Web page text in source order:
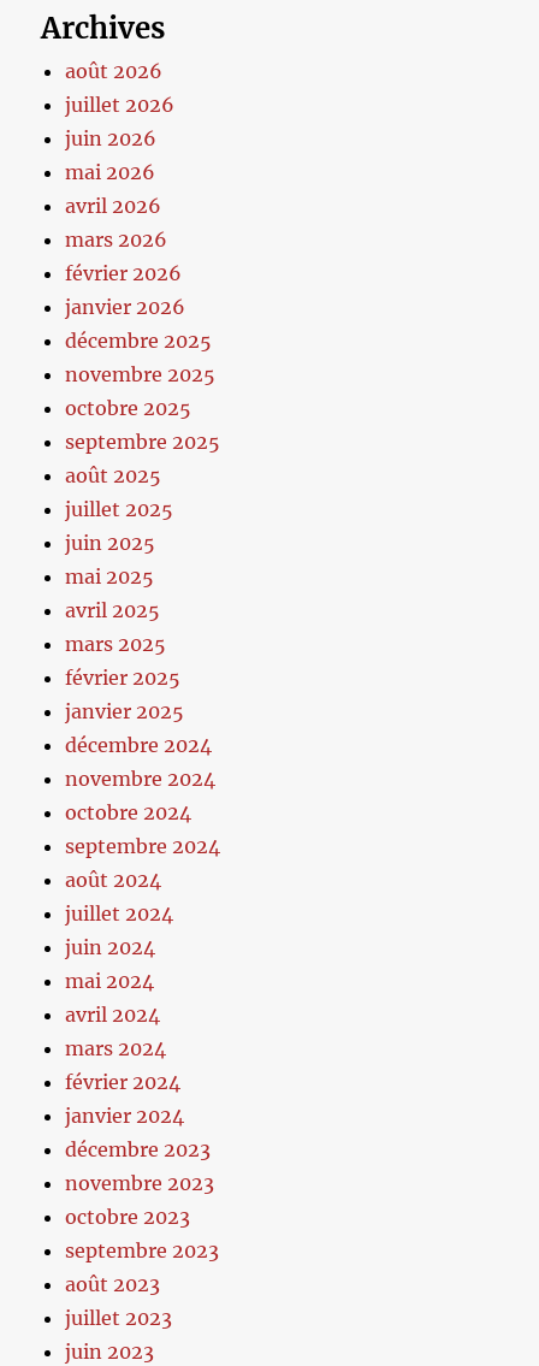
Archives
août 2026
juillet 2026
juin 2026
mai 2026
avril 2026
mars 2026
février 2026
janvier 2026
décembre 2025
novembre 2025
octobre 2025
septembre 2025
août 2025
juillet 2025
juin 2025
mai 2025
avril 2025
mars 2025
février 2025
janvier 2025
décembre 2024
novembre 2024
octobre 2024
septembre 2024
août 2024
juillet 2024
juin 2024
mai 2024
avril 2024
mars 2024
février 2024
janvier 2024
décembre 2023
novembre 2023
octobre 2023
septembre 2023
août 2023
juillet 2023
juin 2023